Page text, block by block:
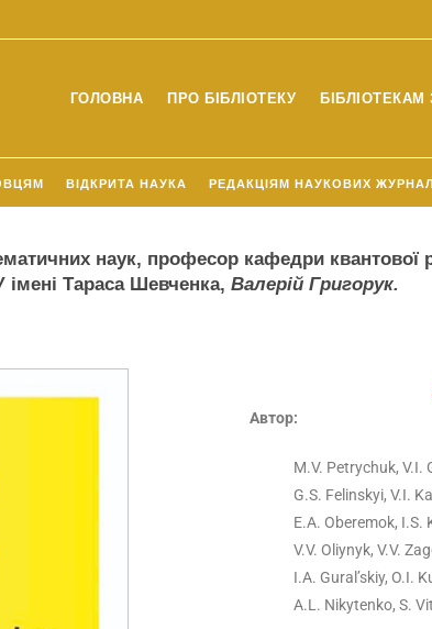
ГОЛОВНА ПРО БІБЛІОТЕКУ БІБЛІОТЕКАМ
ВІДКРИТА НАУКА РЕДАКЦІЯМ НАУКОВИХ
наук, професор кафедри квантової
імені Тараса Шевченка, Валерій Григорук.
Автор:
M.V. Petrychuk, V.I.
G.S. Felinskyi, V.I.
E.A. Oberemok, I.S.
V.V. Oliynyk, V.V.
I.A. Gural’skiy, O.I.
A.L. Nikytenko, S.